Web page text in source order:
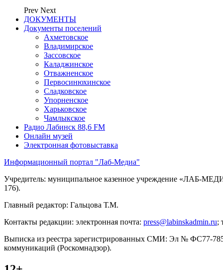
Prev Next
ДОКУМЕНТЫ
Документы поселений
Ахметовское
Владимирское
Зассовское
Каладжинское
Отважненское
Первосинюхинское
Сладковское
Упорненское
Харьковское
Чамлыкское
Радио Лабинск 88,6 FM
Онлайн музей
Электронная фотовыставка
Информационный портал "Лаб-Медиа"
Учредитель: муниципальное казенное учреждение «ЛАБ-
176).
Главный редактор: Гальцова Т.М.
Контакты редакции: электронная почта: press@labinskadmin.ru;
Выписка из реестра зарегистрированных СМИ: Эл № ФС77-
коммуникаций (Роскомнадзор).